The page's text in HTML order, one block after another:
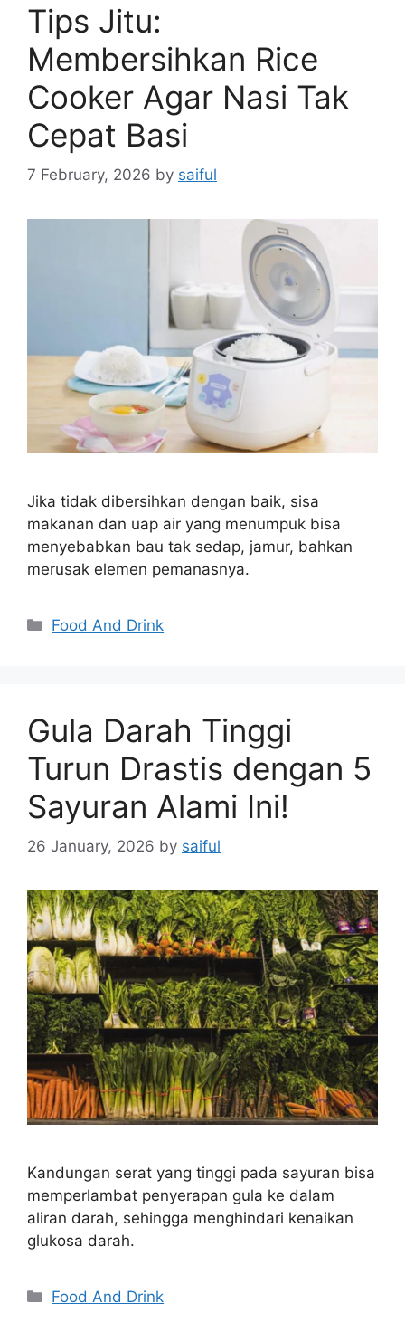
Tips Jitu:
Membersihkan Rice
Cooker Agar Nasi Tak
Cepat Basi
7 February, 2026 by saiful
Jika tidak dibersihkan dengan baik, sisa
makanan dan uap air yang menumpuk bisa
menyebabkan bau tak sedap, jamur, bahkan
merusak elemen pemanasnya.
Categories
Food And Drink
Gula Darah Tinggi
Turun Drastis dengan 5
Sayuran Alami Ini!
26 January, 2026 by saiful
Kandungan serat yang tinggi pada sayuran bisa
memperlambat penyerapan gula ke dalam
aliran darah, sehingga menghindari kenaikan
glukosa darah.
Categories
Food And Drink